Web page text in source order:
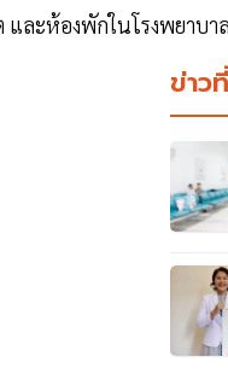
และห้องพักในโรงพยาบ
ข่าว